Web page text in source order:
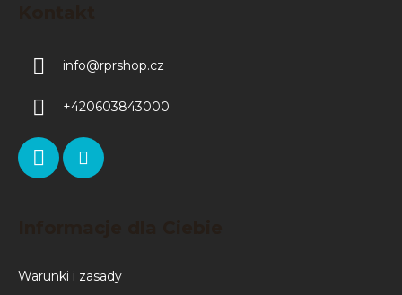
info@rprshop.cz
+420603843000
Warunki i zasady